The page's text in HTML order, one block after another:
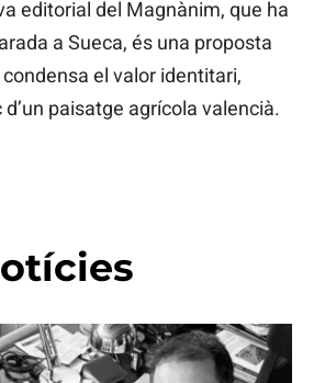
editorial del Magnànim, que ha
a Sueca, és una proposta
el valor identitari,
paisatge agrícola valencià.